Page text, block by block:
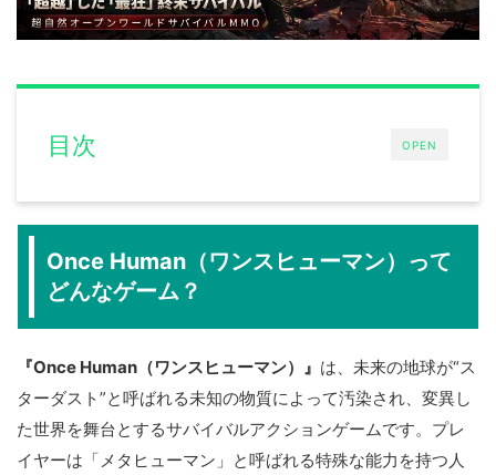
OPEN
目次
Once Human（ワンスヒューマン）って
どんなゲーム？
『Once Human（ワンスヒューマン）』 は、未来の地球が“ス
ターダスト”と呼ばれる未知の物質によって汚染され、変異し
た世界を舞台とするサバイバルアクションゲームです。プレ
イヤーは「メタヒューマン」と呼ばれる特殊な能力を持つ人